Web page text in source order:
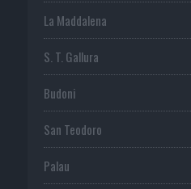
La Maddalena
S. T. Gallura
Budoni
San Teodoro
Palau